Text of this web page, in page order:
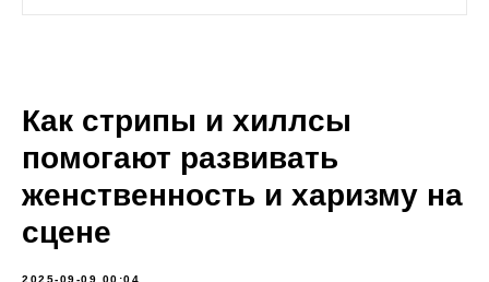
Как стрипы и хиллсы
помогают развивать
женственность и харизму на
сцене
2025-09-09 00:04